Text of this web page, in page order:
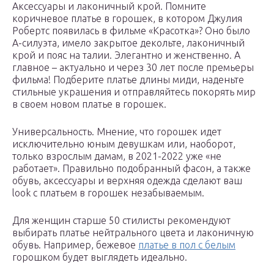
Аксессуары и лаконичный крой. Помните
коричневое платье в горошек, в котором Джулия
Робертс появилась в фильме «Красотка»? Оно было
А-силуэта, имело закрытое декольте, лаконичный
крой и пояс на талии. Элегантно и женственно. А
главное – актуально и через 30 лет после премьеры
фильма! Подберите платье длины миди, наденьте
стильные украшения и отправляйтесь покорять мир
в своем новом платье в горошек.
Универсальность. Мнение, что горошек идет
исключительно юным девушкам или, наоборот,
только взрослым дамам, в 2021-2022 уже «не
работает». Правильно подобранный фасон, а также
обувь, аксессуары и верхняя одежда сделают ваш
look с платьем в горошек незабываемым.
Для женщин старше 50 стилисты рекомендуют
выбирать платье нейтрального цвета и лаконичную
обувь. Например, бежевое платье в пол с белым
горошком будет выглядеть идеально.